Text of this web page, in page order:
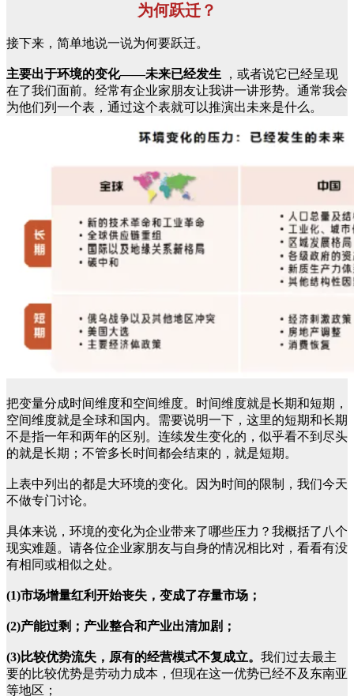
为何跃迁？
接下来，简单地说一说为何要跃迁。
主要出于环境的变化——未来已经发生
，或者说它已经呈现
在了我们面前。经常有企业家朋友让我讲一讲形势。通常我会
为他们列一个表，通过这个表就可以推演出未来是什么。
把变量分成时间维度和空间维度。时间维度就是长期和短期，
空间维度就是全球和国内。需要说明一下，这里的短期和长期
不是指一年和两年的区别。连续发生变化的，似乎看不到尽头
的就是长期；不管多长时间都会结束的，就是短期。
上表中列出的都是大环境的变化。因为时间的限制，我们今天
不做专门讨论。
具体来说，环境的变化为企业带来了哪些压力？我概括了八个
现实难题。请各位企业家朋友与自身的情况相比对，看看有没
有相同或相似之处。
(1)市场增量红利开始丧失，变成了存量市场；
(2)产能过剩；产业整合和产业出清加剧；
(3)比较优势流失，原有的经营模式不复成立。 我们过去最主
要的比较优势是劳动力成本，但现在这一优势已经不及东南亚
等地区；